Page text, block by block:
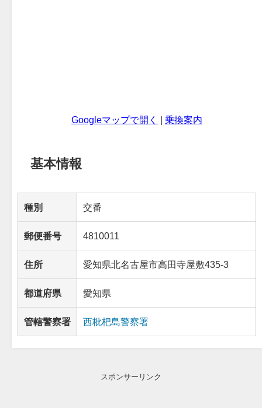
Googleマップで開く 乗換案内
基本情報
種別 交番
郵便番号 4810011
住所 愛知県北名古屋市高田寺屋敷435-3
都道府県 愛知県
管轄警察署 西枇杷島警察署
スポンサーリンク